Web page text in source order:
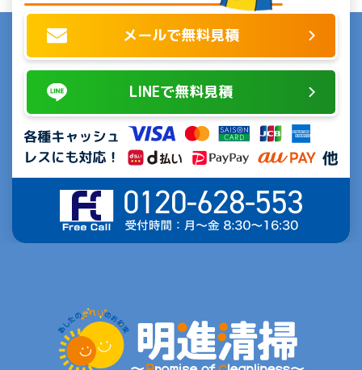
メールで無料見積
LINEで無料見積